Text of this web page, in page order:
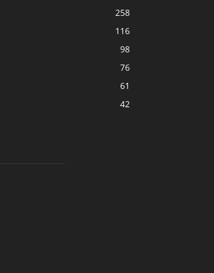
258
116
98
76
61
42